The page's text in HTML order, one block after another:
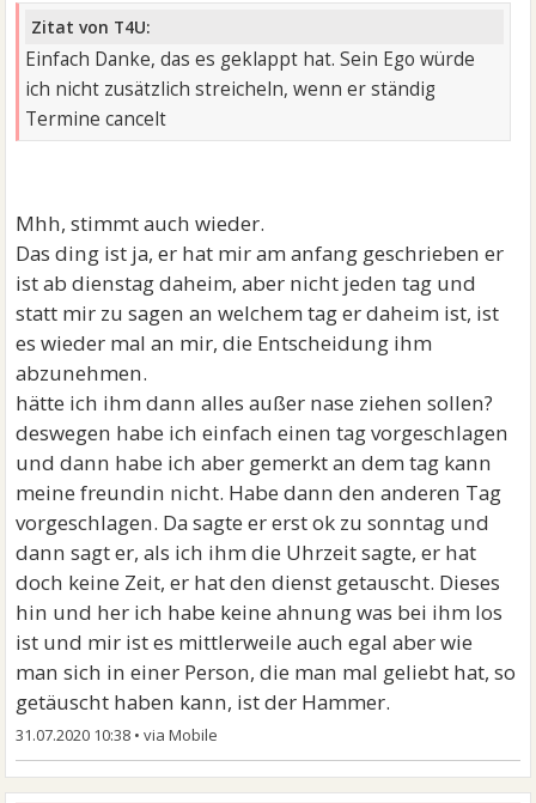
Zitat von T4U:
Einfach Danke, das es geklappt hat. Sein Ego würde
ich nicht zusätzlich streicheln, wenn er ständig
Termine cancelt
Mhh, stimmt auch wieder.
Das ding ist ja, er hat mir am anfang geschrieben er
ist ab dienstag daheim, aber nicht jeden tag und
statt mir zu sagen an welchem tag er daheim ist, ist
es wieder mal an mir, die Entscheidung ihm
abzunehmen.
hätte ich ihm dann alles außer nase ziehen sollen?
deswegen habe ich einfach einen tag vorgeschlagen
und dann habe ich aber gemerkt an dem tag kann
meine freundin nicht. Habe dann den anderen Tag
vorgeschlagen. Da sagte er erst ok zu sonntag und
dann sagt er, als ich ihm die Uhrzeit sagte, er hat
doch keine Zeit, er hat den dienst getauscht. Dieses
hin und her ich habe keine ahnung was bei ihm los
ist und mir ist es mittlerweile auch egal aber wie
man sich in einer Person, die man mal geliebt hat, so
getäuscht haben kann, ist der Hammer.
31.07.2020 10:38 •